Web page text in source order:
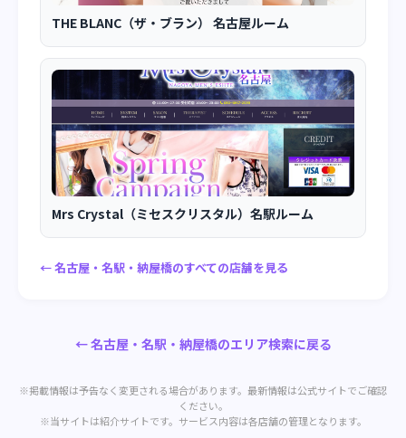
THE BLANC（ザ・ブラン） 名古屋ルーム
Mrs Crystal（ミセスクリスタル）名駅ルーム
← 名古屋・名駅・納屋橋のすべての店舗を見る
← 名古屋・名駅・納屋橋のエリア検索に戻る
※掲載情報は予告なく変更される場合があります。最新情報は公式サイトでご確認
ください。
※当サイトは紹介サイトです。サービス内容は各店舗の管理となります。